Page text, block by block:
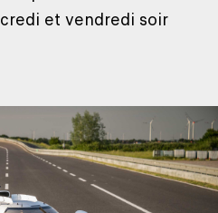
et vendredi soir